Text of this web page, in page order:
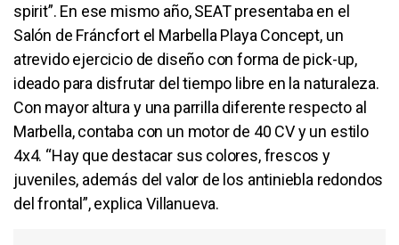
spirit”. En ese mismo año, SEAT presentaba en el
Salón de Fráncfort el Marbella Playa Concept, un
atrevido ejercicio de diseño con forma de pick-up,
ideado para disfrutar del tiempo libre en la naturaleza.
Con mayor altura y una parrilla diferente respecto al
Marbella, contaba con un motor de 40 CV y un estilo
4x4. “Hay que destacar sus colores, frescos y
juveniles, además del valor de los antiniebla redondos
del frontal”, explica Villanueva.